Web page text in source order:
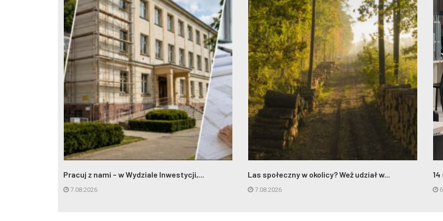
Pracuj z nami – w Wydziale Inwestycji,...
7.08.2026
Las społeczny w okolicy? Weż udział w...
7.08.2026